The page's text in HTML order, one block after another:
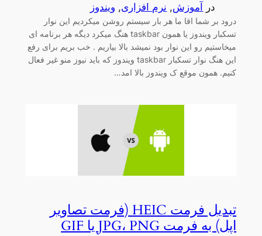
در آموزش, نرم افزاری, ویندوز
درود بر شما اقا ما هر بار سیستم روشن میکردیم این نوار
تسکبار ویندوز یا همون taskbar هنگ میکرد دیگه هر برنامه ای
میخاستیم رو این نوار بود نمیشد بالا بیاریم . خب بریم برای رفع
این هنگ نوار تسکبار taskbar ویندوز که باید نیوز منو غیر فعال
کنیم. همون موقع ک ویندوز بالا امد…
تبدیل فرمت HEIC (فرمت تصاویر
اپل) به فرمت‌ JPG، PNG یا GIF